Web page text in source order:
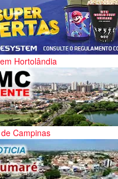
Hortolândia
Campinas